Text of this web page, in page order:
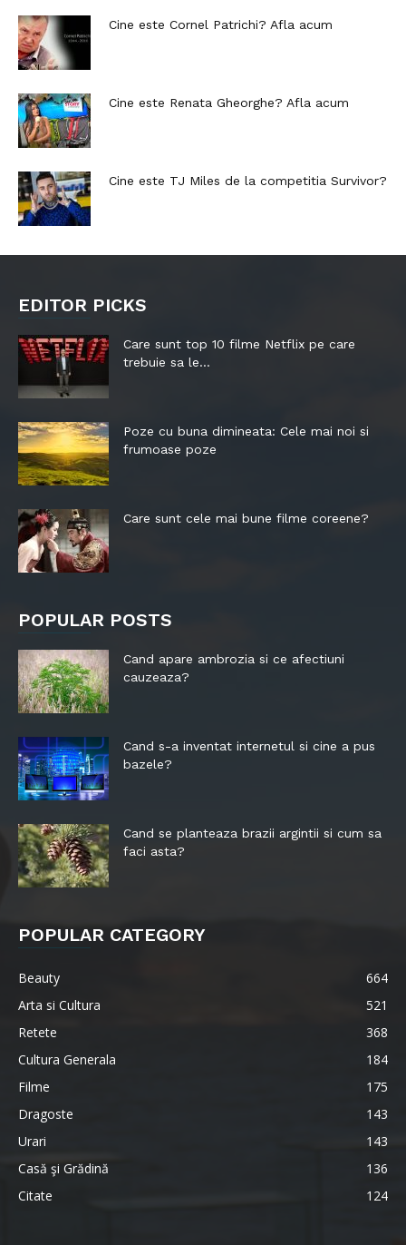
Cine este Cornel Patrichi? Afla acum
Cine este Renata Gheorghe? Afla acum
Cine este TJ Miles de la competitia Survivor?
EDITOR PICKS
Care sunt top 10 filme Netflix pe care
trebuie sa le...
Poze cu buna dimineata: Cele mai noi si
frumoase poze
Care sunt cele mai bune filme coreene?
POPULAR POSTS
Cand apare ambrozia si ce afectiuni
cauzeaza?
Cand s-a inventat internetul si cine a pus
bazele?
Cand se planteaza brazii argintii si cum sa
faci asta?
POPULAR CATEGORY
Beauty
664
Arta si Cultura
521
Retete
368
Cultura Generala
184
Filme
175
Dragoste
143
Urari
143
Casă şi Grădină
136
Citate
124